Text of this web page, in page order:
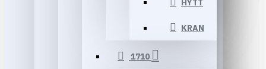
HYTT
KRAN
1710